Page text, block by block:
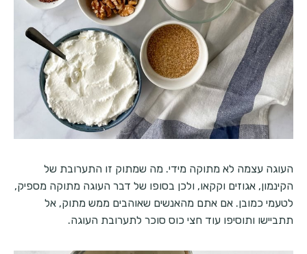
העוגה עצמה לא מתוקה מידי. מה שמתוק זו התערובת של
הקינמון, אגוזים וקקאו, ולכן בסופו של דבר העוגה מתוקה מספיק,
לטעמי כמובן. אם אתם מהאנשים שאוהבים ממש מתוק, אל
תתביישו ותוסיפו עוד חצי כוס סוכר לתערובת העוגה.